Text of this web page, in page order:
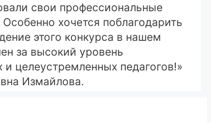
свои профессиональные
хочется поблагодарить
этого конкурса в нашем
за высокий уровень
целеустремленных педагогов!»
Измайлова.